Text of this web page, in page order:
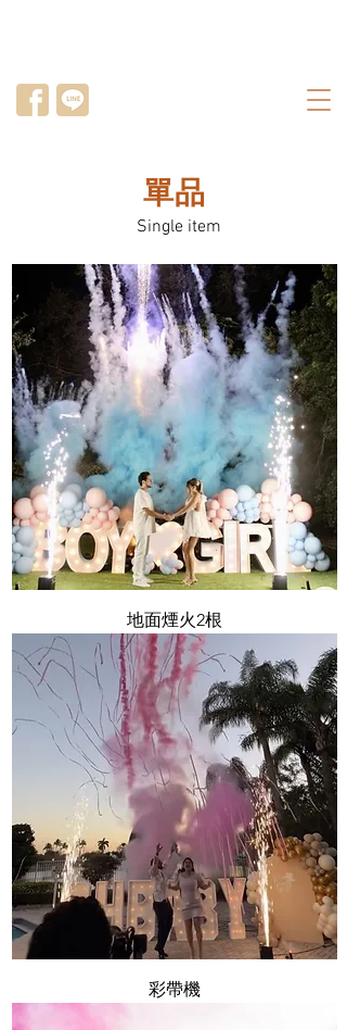
單品
Single item
地面煙火2根
彩帶機